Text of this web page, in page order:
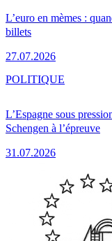
L’euro en mèmes :
billets
27.07.2026
L’Espagne sous
Schengen à l’épreuve
31.07.2026
POLITIQUE